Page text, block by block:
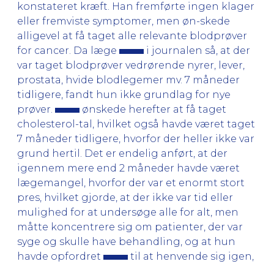
konstateret kræft. Han fremførte ingen klager
eller fremviste symptomer, men øn-skede
alligevel at få taget alle relevante blodprøver
for cancer. Da læge
i journalen så, at der
var taget blodprøver vedrørende nyrer, lever,
prostata, hvide blodlegemer mv. 7 måneder
tidligere, fandt hun ikke grundlag for nye
prøver.
ønskede herefter at få taget
cholesterol-tal, hvilket også havde været taget
7 måneder tidligere, hvorfor der heller ikke var
grund hertil. Det er endelig anført, at der
igennem mere end 2 måneder havde været
lægemangel, hvorfor der var et enormt stort
pres, hvilket gjorde, at der ikke var tid eller
mulighed for at undersøge alle for alt, men
måtte koncentrere sig om patienter, der var
syge og skulle have behandling, og at hun
havde opfordret
til at henvende sig igen,